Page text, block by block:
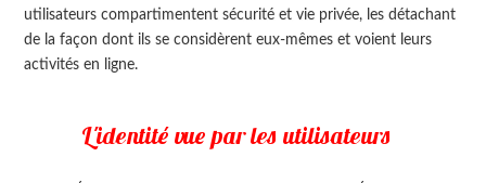
utilisateurs compartimentent sécurité et vie privée, les détachant
de la façon dont ils se considèrent eux-mêmes et voient leurs
activités en ligne.